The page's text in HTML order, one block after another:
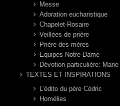
Messe
Adoration eucharistique
Chapelet-Rosaire
Veillées de prière
Prière des mères
Equipes Notre Dame
Dévotion particulière:
TEXTES ET INSPIRATIONS
L’édito du père Cédric
Homélies